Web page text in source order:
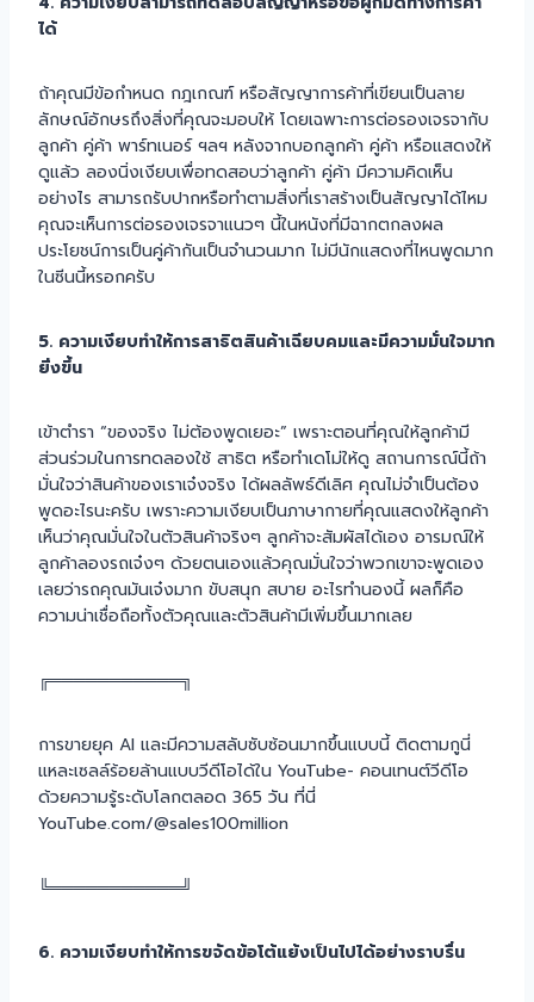
ได้
ถ้าคุณมีข้อกำหนด กฎเกณฑ์ หรือสัญญาการค้าที่เขียนเป็นลาย
ลักษณ์อักษรถึงสิ่งที่คุณจะมอบให้ โดยเฉพาะการต่อรองเจรจากับ
ลูกค้า คู่ค้า พาร์ทเนอร์ ฯลฯ หลังจากบอกลูกค้า คู่ค้า หรือแสดงให้
ดูแล้ว ลองนิ่งเงียบเพื่อทดสอบว่าลูกค้า คู่ค้า มีความคิดเห็น
อย่างไร สามารถรับปากหรือทำตามสิ่งที่เราสร้างเป็นสัญญาได้ไหม
คุณจะเห็นการต่อรองเจรจาแนวๆ นี้ในหนังที่มีฉากตกลงผล
ประโยชน์การเป็นคู่ค้ากันเป็นจำนวนมาก ไม่มีนักแสดงที่ไหนพูดมาก
ในซีนนี้หรอกครับ
5. ความเงียบทำให้การสาธิตสินค้าเฉียบคมและมีความมั่นใจมาก
ยิ่งขึ้น
เข้าตำรา “ของจริง ไม่ต้องพูดเยอะ” เพราะตอนที่คุณให้ลูกค้ามี
ส่วนร่วมในการทดลองใช้ สาธิต หรือทำเดโม่ให้ดู สถานการณ์นี้ถ้า
มั่นใจว่าสินค้าของเราเจ๋งจริง ได้ผลลัพธ์ดีเลิศ คุณไม่จำเป็นต้อง
พูดอะไรนะครับ เพราะความเงียบเป็นภาษากายที่คุณแสดงให้ลูกค้า
เห็นว่าคุณมั่นใจในตัวสินค้าจริงๆ ลูกค้าจะสัมผัสได้เอง อารมณ์ให้
ลูกค้าลองรถเจ๋งๆ ด้วยตนเองแล้วคุณมั่นใจว่าพวกเขาจะพูดเอง
เลยว่ารถคุณมันเจ๋งมาก ขับสนุก สบาย อะไรทำนองนี้ ผลก็คือ
ความน่าเชื่อถือทั้งตัวคุณและตัวสินค้ามีเพิ่มขึ้นมากเลย
╔═══════════╗
การขายยุค AI และมีความสลับซับซ้อนมากขึ้นแบบนี้ ติดตามกูนี่
แหละเซลล์ร้อยล้านแบบวีดีโอได้ใน YouTube- คอนเทนต์วีดีโอ
ด้วยความรู้ระดับโลกตลอด 365 วัน ที่นี่
YouTube.com/@sales100million
╚═══════════╝
6. ความเงียบทำให้การขจัดข้อโต้แย้งเป็นไปได้อย่างราบรื่น